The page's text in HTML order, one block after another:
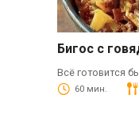
Бигос с
Всё готовится
60 мин.